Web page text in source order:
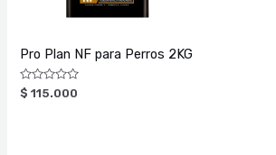
Pro Plan NF para Perros 2KG
Valorado
con
$ 115.000